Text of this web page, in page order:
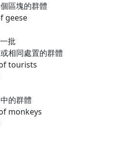
區塊的群體
geese
批
相同處置的群體
tourists
的群體
monkeys